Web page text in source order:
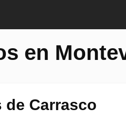
en
de Carrasco